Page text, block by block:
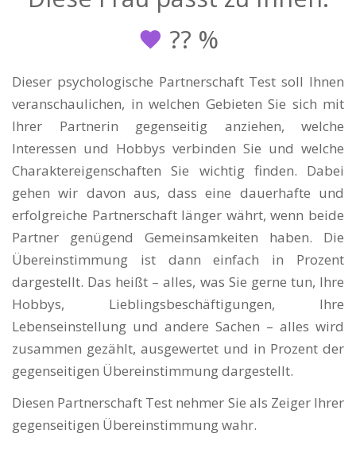
?? %
Dieser psychologische Partnerschaft Test soll Ihnen
veranschaulichen, in welchen Gebieten Sie sich mit
Ihrer Partnerin gegenseitig anziehen, welche
Interessen und Hobbys verbinden Sie und welche
Charaktereigenschaften Sie wichtig finden. Dabei
gehen wir davon aus, dass eine dauerhafte und
erfolgreiche Partnerschaft länger währt, wenn beide
Partner genügend Gemeinsamkeiten haben. Die
Übereinstimmung ist dann einfach in Prozent
dargestellt. Das heißt – alles, was Sie gerne tun, Ihre
Hobbys, Lieblingsbeschäftigungen, Ihre
Lebenseinstellung und andere Sachen – alles wird
zusammen gezählt, ausgewertet und in Prozent der
gegenseitigen Übereinstimmung dargestellt.
Diesen Partnerschaft Test nehmer Sie als Zeiger Ihrer
gegenseitigen Übereinstimmung wahr.